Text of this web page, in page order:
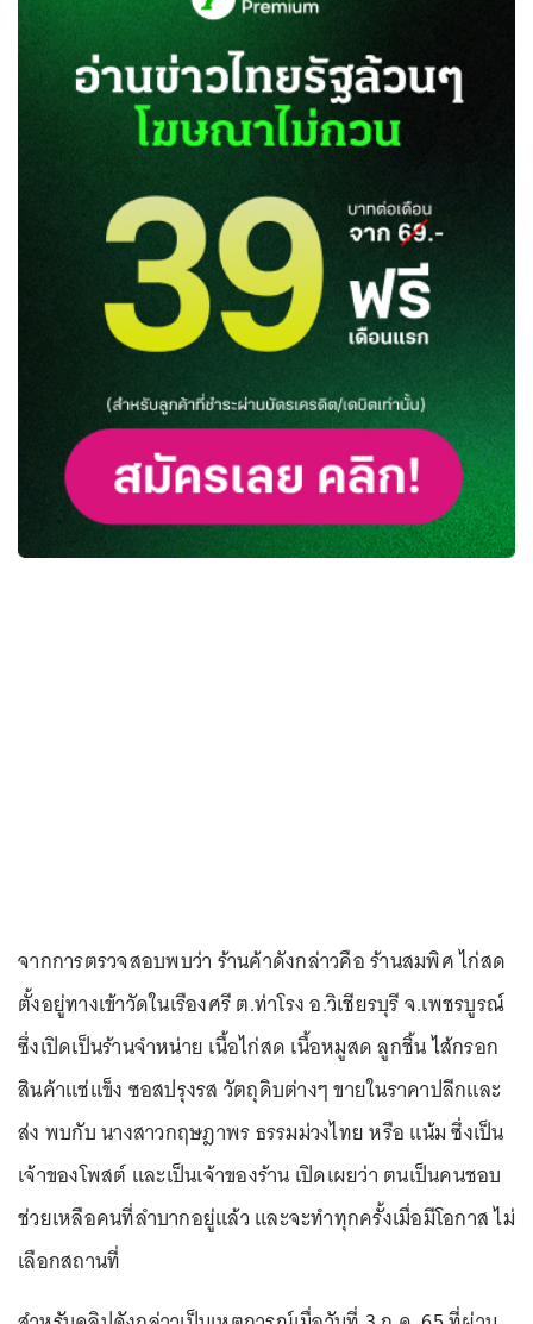
จากการตรวจสอบพบว่า ร้านค้าดังกล่าวคือ ร้านสมพิศ ไก่สด
ตั้งอยู่ทางเข้าวัดในเรืองศรี ต.ท่าโรง อ.วิเชียรบุรี จ.เพชรบูรณ์
ซึ่งเปิดเป็นร้านจำหน่าย เนื้อไก่สด เนื้อหมูสด ลูกชิ้น ไส้กรอก
สินค้าแช่แข็ง ซอสปรุงรส วัตถุดิบต่างๆ ขายในราคาปลีกและ
ส่ง พบกับ นางสาวกฤษฎาพร ธรรมม่วงไทย หรือ แน้ม ซึ่งเป็น
เจ้าของโพสต์ และเป็นเจ้าของร้าน เปิดเผยว่า ตนเป็นคนชอบ
ช่วยเหลือคนที่ลำบากอยู่แล้ว และจะทำทุกครั้งเมื่อมีโอกาส ไม่
เลือกสถานที่